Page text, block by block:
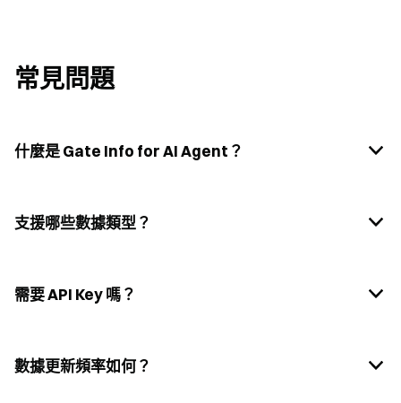
常見問題
什麼是 Gate Info for AI Agent？
支援哪些數據類型？
需要 API Key 嗎？
數據更新頻率如何？